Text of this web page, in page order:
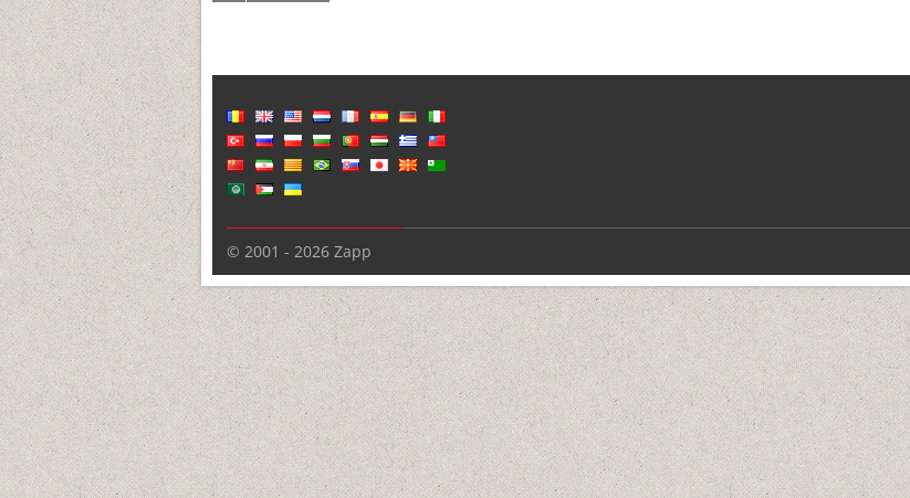
© 2001 - 2026 Zapp